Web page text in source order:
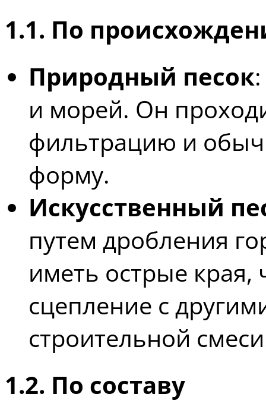
1.1. По
Природный песок
и морей. Он
фильтрацию и
форму.
Искусственный
путем дробления
иметь острые края,
сцепление с
строительной
1.2. По составу